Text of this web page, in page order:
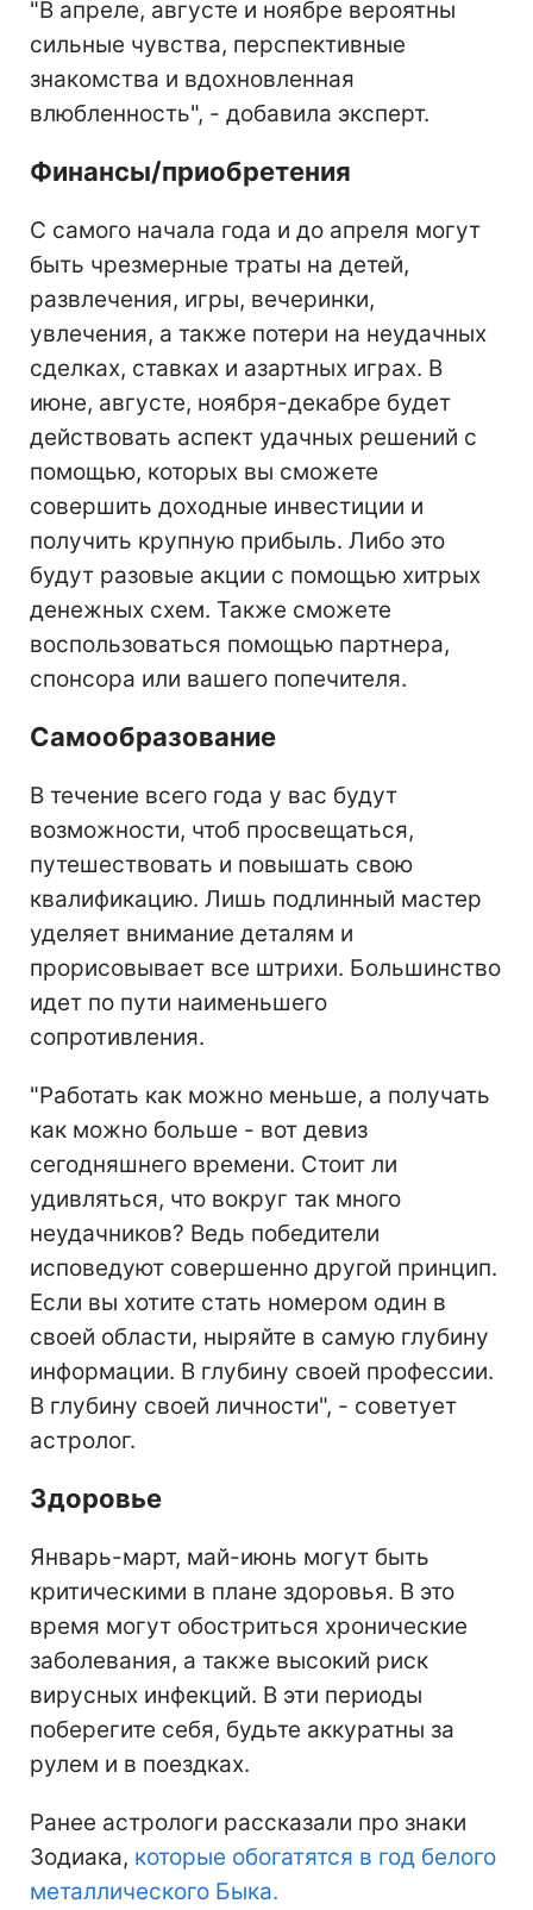
"В апреле, августе и ноябре вероятны
сильные чувства, перспективные
знакомства и вдохновленная
влюбленность", - добавила эксперт.
Финансы/приобретения
С самого начала года и до апреля могут
быть чрезмерные траты на детей,
развлечения, игры, вечеринки,
увлечения, а также потери на неудачных
сделках, ставках и азартных играх. В
июне, августе, ноября-декабре будет
действовать аспект удачных решений с
помощью, которых вы сможете
совершить доходные инвестиции и
получить крупную прибыль. Либо это
будут разовые акции с помощью хитрых
денежных схем. Также сможете
воспользоваться помощью партнера,
спонсора или вашего попечителя.
Самообразование
В течение всего года у вас будут
возможности, чтоб просвещаться,
путешествовать и повышать свою
квалификацию. Лишь подлинный мастер
уделяет внимание деталям и
прорисовывает все штрихи. Большинство
идет по пути наименьшего
сопротивления.
"Работать как можно меньше, а получать
как можно больше - вот девиз
сегодняшнего времени. Стоит ли
удивляться, что вокруг так много
неудачников? Ведь победители
исповедуют совершенно другой принцип.
Если вы хотите стать номером один в
своей области, ныряйте в самую глубину
информации. В глубину своей профессии.
В глубину своей личности", - советует
астролог.
Здоровье
Январь-март, май-июнь могут быть
критическими в плане здоровья. В это
время могут обостриться хронические
заболевания, а также высокий риск
вирусных инфекций. В эти периоды
поберегите себя, будьте аккуратны за
рулем и в поездках.
Ранее астрологи рассказали про знаки
Зодиака, которые обогатятся в год белого
металлического Быка.